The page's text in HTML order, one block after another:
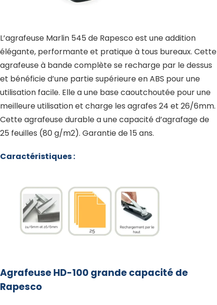
L’agrafeuse Marlin 545 de Rapesco est une addition
élégante, performante et pratique à tous bureaux. Cette
agrafeuse à bande complète se recharge par le dessus
et bénéficie d’une partie supérieure en ABS pour une
utilisation facile. Elle a une base caoutchoutée pour une
meilleure utilisation et charge les agrafes 24 et 26/6mm.
Cette agrafeuse durable a une capacité d’agrafage de
25 feuilles (80 g/m2). Garantie de 15 ans.
Caractéristiques :
Agrafeuse HD-100 grande capacité de
Rapesco